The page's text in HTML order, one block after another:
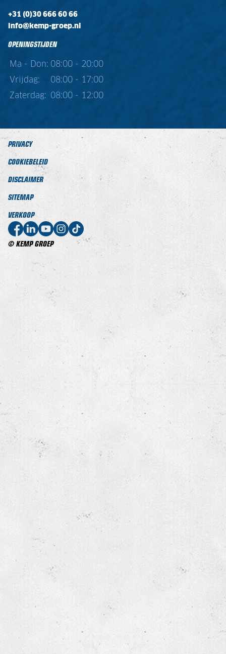
+31 (0)30 666 60 66
info@kemp-groep.nl
OPENINGSTIJDEN
Ma - Don: 08:00 - 20:00
Vrijdag:
08:00 - 17:00
Zaterdag:
08:00 - 12:00
© KEMP GROEP
PRIVACY
COOKIEBELEID
DISCLAIMER
SITEMAP
VERKOOP